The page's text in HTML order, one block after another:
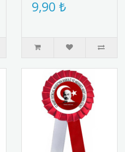
metal malzemeden üretil..
9,90 ₺